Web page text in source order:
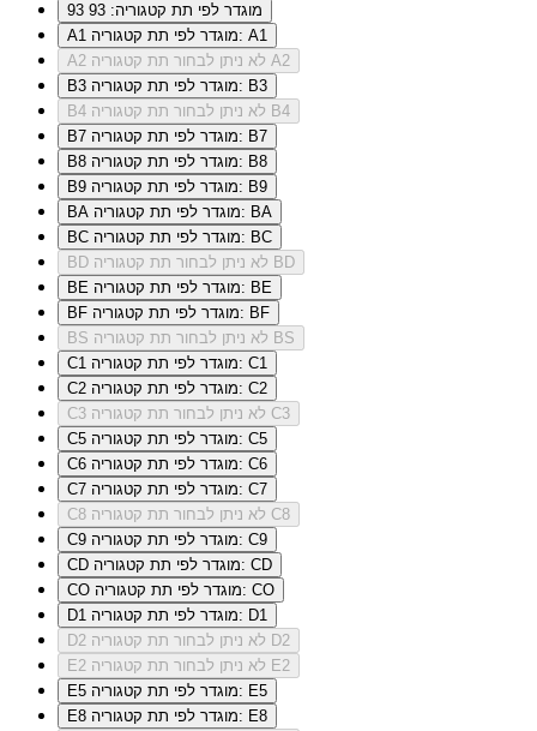
93
מוגדר לפי תת קטגוריה: 93
A1
מוגדר לפי תת קטגוריה: A1
A2
לא ניתן לבחור תת קטגוריה A2
B3
מוגדר לפי תת קטגוריה: B3
B4
לא ניתן לבחור תת קטגוריה B4
B7
מוגדר לפי תת קטגוריה: B7
B8
מוגדר לפי תת קטגוריה: B8
B9
מוגדר לפי תת קטגוריה: B9
BA
מוגדר לפי תת קטגוריה: BA
BC
מוגדר לפי תת קטגוריה: BC
BD
לא ניתן לבחור תת קטגוריה BD
BE
מוגדר לפי תת קטגוריה: BE
BF
מוגדר לפי תת קטגוריה: BF
BS
לא ניתן לבחור תת קטגוריה BS
C1
מוגדר לפי תת קטגוריה: C1
C2
מוגדר לפי תת קטגוריה: C2
C3
לא ניתן לבחור תת קטגוריה C3
C5
מוגדר לפי תת קטגוריה: C5
C6
מוגדר לפי תת קטגוריה: C6
C7
מוגדר לפי תת קטגוריה: C7
C8
לא ניתן לבחור תת קטגוריה C8
C9
מוגדר לפי תת קטגוריה: C9
CD
מוגדר לפי תת קטגוריה: CD
CO
מוגדר לפי תת קטגוריה: CO
D1
מוגדר לפי תת קטגוריה: D1
D2
לא ניתן לבחור תת קטגוריה D2
E2
לא ניתן לבחור תת קטגוריה E2
E5
מוגדר לפי תת קטגוריה: E5
E8
מוגדר לפי תת קטגוריה: E8